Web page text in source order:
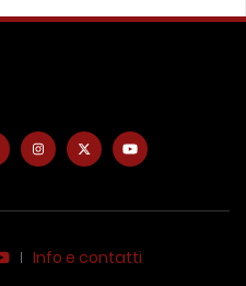
Info e contatti